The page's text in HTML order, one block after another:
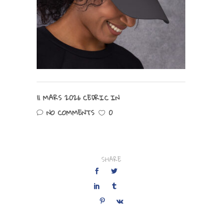
11 MARS 2026CEDRICIN
NO COMMENTS
0
SHARE